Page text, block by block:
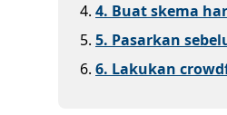
4. 4. Buat skema
5. 5. Pasarkan
6. 6. Lakukan